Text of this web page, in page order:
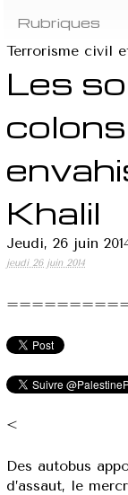
Rubriques
Terrorisme civil
Les
Khalil
Jeudi, 26 juin
jeudi 26 juin 2014
<
Des autobus
d’assaut, le